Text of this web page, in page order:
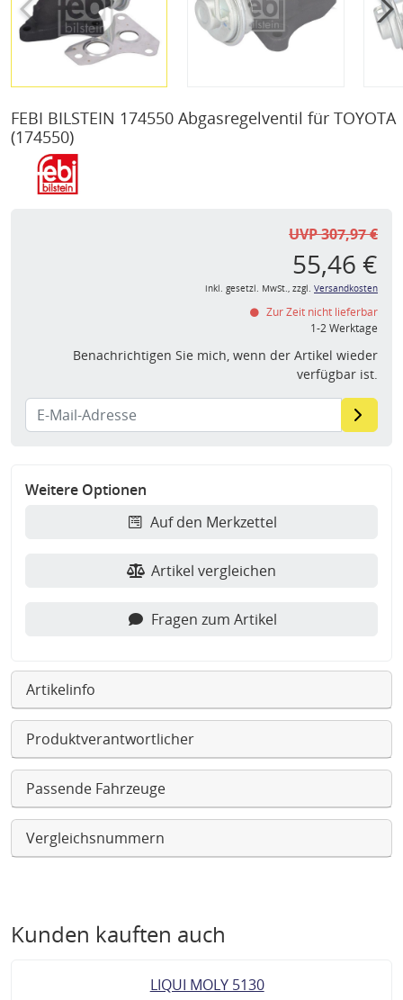
FEBI BILSTEIN 174550 Abgasregelventil für TOYOTA
(174550)
UVP 307,97 €
55,46 €
inkl. gesetzl. MwSt., zzgl. Versandkosten
Zur Zeit nicht lieferbar
1-2 Werktage
Benachrichtigen Sie mich, wenn der Artikel wieder
verfügbar ist.
Weitere Optionen
Auf den Merkzettel
Artikel vergleichen
Fragen zum Artikel
Artikelinfo
Produktverantwortlicher
Passende Fahrzeuge
Vergleichsnummern
Kunden kauften auch
LIQUI MOLY 5130